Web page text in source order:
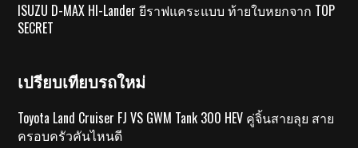
ISUZU D-MAX HI-Lander ยีราฟแคระแบบ ท้ายใบหยกจาก TOP
SECRET
เปรียบเทียบรถใหม่
Toyota Land Cruiser FJ VS GWM Tank 300 HEV คู่จิ้นสายลุย สาย
ครอบครัวคันไหนดี